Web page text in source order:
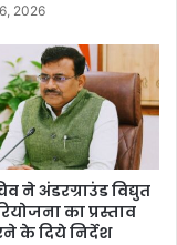
2026
ने अंडरग्राउंड विद्युत
का प्रस्ताव
के दिये निर्देश